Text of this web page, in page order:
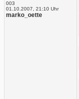
003
01.10.2007, 21:10 Uhr
marko_oette